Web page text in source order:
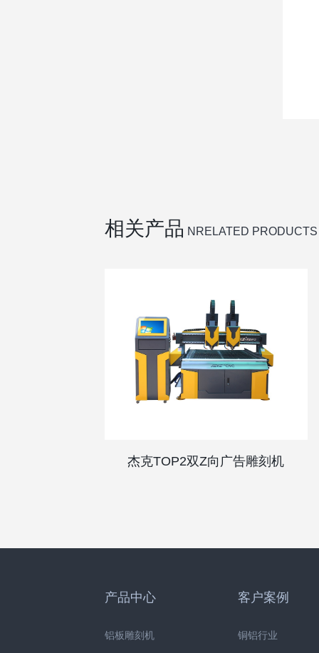
相关产品 NRELATED PRODUCTS
杰克TOP2双Z向广告雕刻机
产品中心
铝板雕刻机
客户案例
铜铝行业